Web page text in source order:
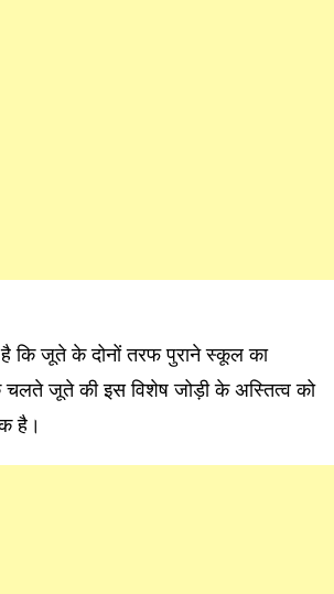
कि जूते के दोनों तरफ पुराने स्कूल का
जूते की इस विशेष जोड़ी के अस्तित्व को
है।